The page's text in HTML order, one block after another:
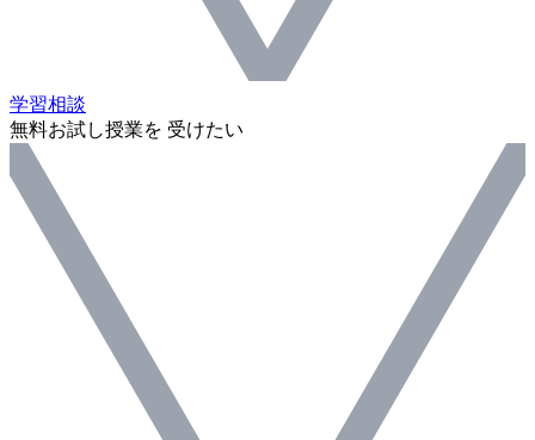
学習相談
無料お試し授業を 受けたい